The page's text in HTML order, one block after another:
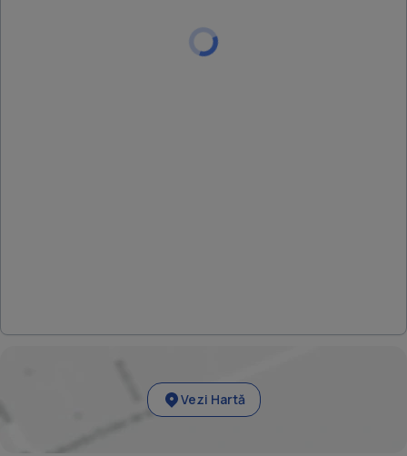
Vezi Hartă